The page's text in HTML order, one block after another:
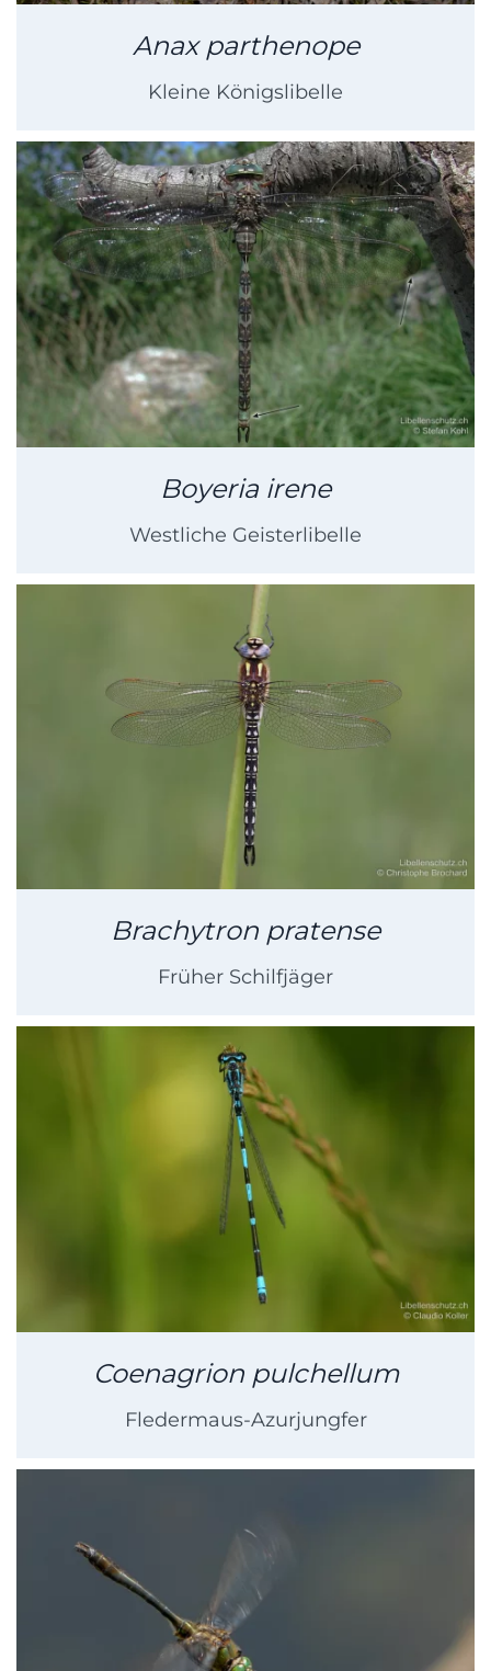
Anax parthenope
Kleine Königslibelle
Boyeria irene
Westliche Geisterlibelle
Brachytron pratense
Früher Schilfjäger
Coenagrion pulchellum
Fledermaus-Azurjungfer